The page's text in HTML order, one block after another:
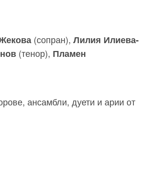
(сопран), Лилия Илиева-
(тенор), Пламен
ансамбли, дуети и арии от